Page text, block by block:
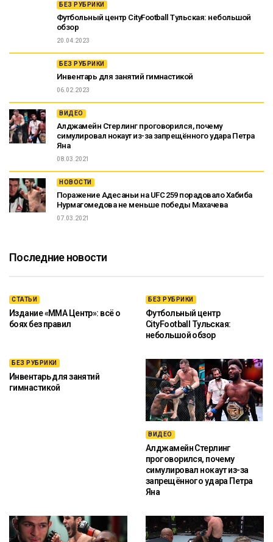
БЕЗ РУБРИКИ
Футбольный центр CityFootball Тульская: небольшой
обзор
20.04.2023
БЕЗ РУБРИКИ
Инвентарь для занятий гимнастикой
06.02.2023
ВИДЕО
Алджамейн Стерлинг проговорился, почему
симулировал нокаут из-за запрещённого удара Петра
Яна
08.03.2021
НОВОСТИ
Поражение Адесаньи на UFC 259 порадовало Хабиба
Нурмагомедова не меньше победы Махачева
07.03.2021
Последние новости
СТАТЬИ
Издание «ММА Центр»: всё о
боях без правил
БЕЗ РУБРИКИ
Футбольный центр
CityFootball Тульская:
небольшой обзор
БЕЗ РУБРИКИ
Инвентарь для занятий
гимнастикой
ВИДЕО
Алджамейн Стерлинг
проговорился, почему
симулировал нокаут из-за
запрещённого удара Петра
Яна